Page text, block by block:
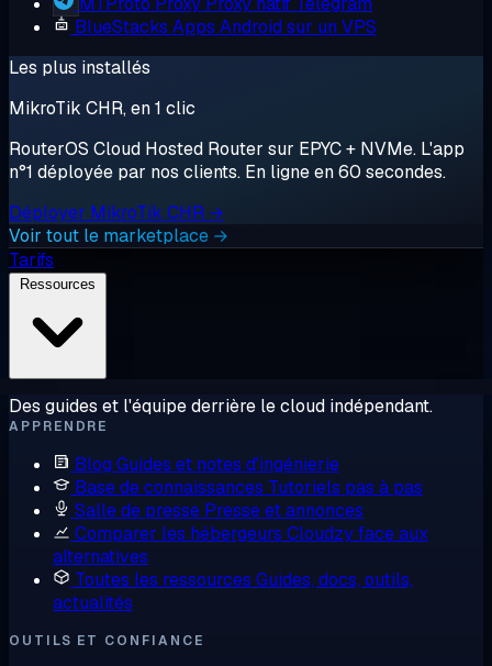
BlueStacks Apps Android sur un VPS
Les plus installés
MikroTik CHR, en 1 clic
RouterOS Cloud Hosted Router sur EPYC + NVMe. L'app
n°1 déployée par nos clients. En ligne en 60 secondes.
Déployer MikroTik CHR →
Voir tout le marketplace →
Tarifs
Des guides et l'équipe derrière le cloud indépendant.
APPRENDRE
Blog Guides et notes d'ingénierie
Base de connaissances Tutoriels pas à pas
Salle de presse Presse et annonces
Comparer les hébergeurs Cloudzy face aux
alternatives
Toutes les ressources Guides, docs, outils,
actualités
OUTILS ET CONFIANCE